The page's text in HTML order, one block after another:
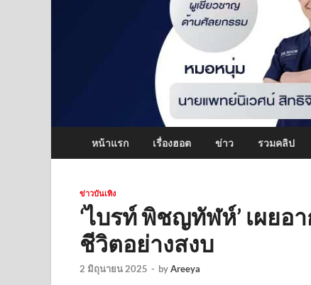
หน้าแรก เรื่องฮอต ข่าว รวมคลิป
ข่าวบันเทิง
‘ไบรท์ พิชญทัฬห์’ เผย
ชีวิตอย่างสงบ
2 มิถุนายน 2025 - byAreeya